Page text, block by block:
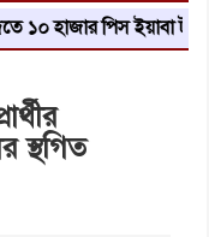
হাজার পিস ইয়াবা
স্থগিত